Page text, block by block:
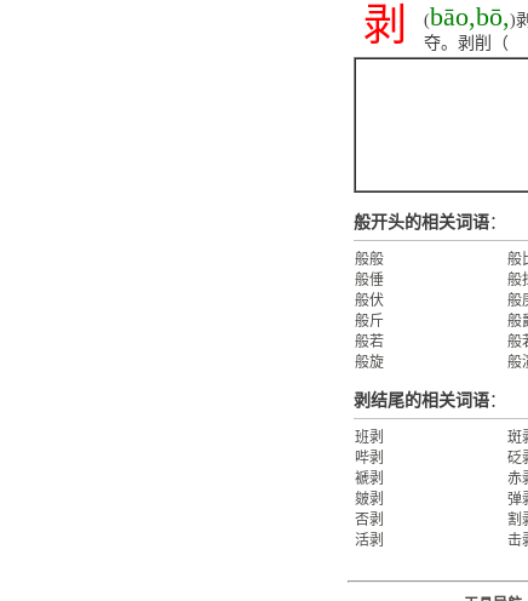
剥 (bāo,bō,)
夺。剥削（
般开头的相关词语：
般般 般
般倕
般
般伏
般
般斤
般
般若
般
般旋
般
剥结尾的相关词语：
班剥 斑
哔剥
砭
褫剥
赤
皴剥
弹
否剥
割
活剥
击